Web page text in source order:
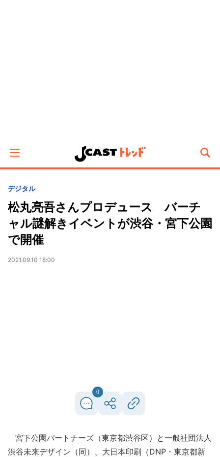
デジタル
松丸亮吾さんプロデュース バーチ
ャル謎解きイベントが渋谷・宮下公園
で開催
2021.09.10 18:00
0
宮下公園パートナーズ（東京都渋谷区）と一般社団法人
渋谷未来デザイン（同）、大日本印刷（DNP・東京都新